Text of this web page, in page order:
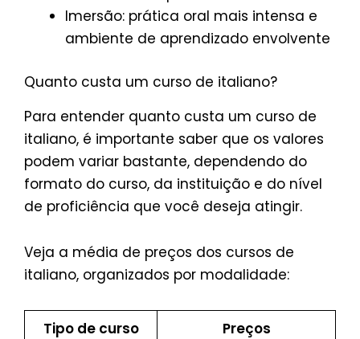
Imersão: prática oral mais intensa e
ambiente de aprendizado envolvente
Quanto custa um curso de italiano?
Para entender quanto custa um curso de
italiano, é importante saber que os valores
podem variar bastante, dependendo do
formato do curso, da instituição e do nível
de proficiência que você deseja atingir.
Veja a média de preços dos cursos de
italiano, organizados por modalidade:
Tipo de curso Preços